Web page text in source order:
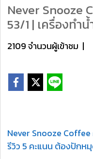
Never Snooze
53/1 | เครื่องทำ
2109 จำนวนผู้เข้าชม |
Never Snooze
รีวิว 5 คะแนน ต้องปักห